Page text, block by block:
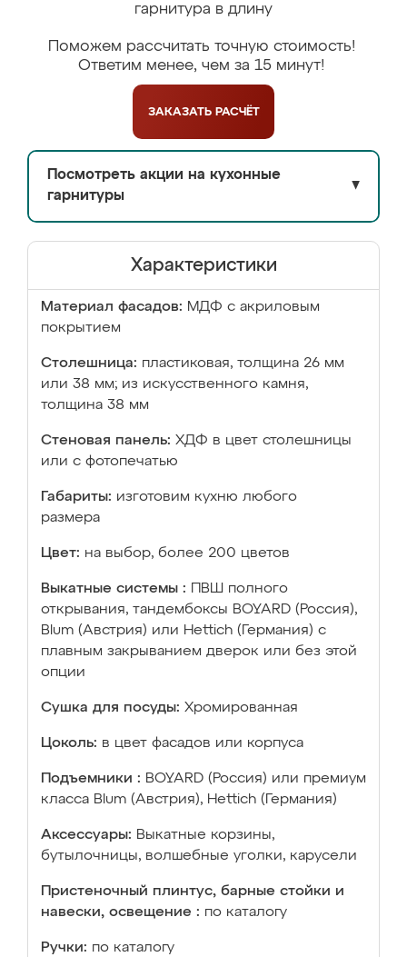
гарнитура в длину
Поможем рассчитать точную стоимость!
Ответим менее, чем за 15 минут!
ЗАКАЗАТЬ РАСЧЁТ
Посмотреть акции на кухонные
гарнитуры
▼
Характеристики
Материал фасадов: МДФ с акриловым
покрытием
Столешница: пластиковая, толщина 26 мм
или 38 мм; из искусственного камня,
толщина 38 мм
Стеновая панель: ХДФ в цвет столешницы
или с фотопечатью
Габариты: изготовим кухню любого
размера
Цвет: на выбор, более 200 цветов
Выкатные системы :
ПВШ полного
открывания, тандембоксы BOYARD (Россия),
Blum (Австрия) или Hettich (Германия) с
плавным закрыванием дверок или без этой
опции
Сушка для посуды: Хромированная
Цоколь: в цвет фасадов или корпуса
Подъемники : BOYARD (Россия) или премиум
класса Blum (Австрия), Hettich (Германия)
Аксессуары: Выкатные корзины,
бутылочницы, волшебные уголки, карусели
Пристеночный плинтус, барные стойки и
навески, освещение : по каталогу
Ручки: по каталогу